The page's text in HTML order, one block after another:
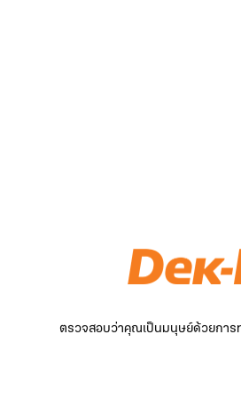
ตรวจสอบว่าคุณเป็นมนุษย์ด้วยการ